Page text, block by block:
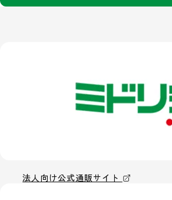
法人向け公式通販サイト